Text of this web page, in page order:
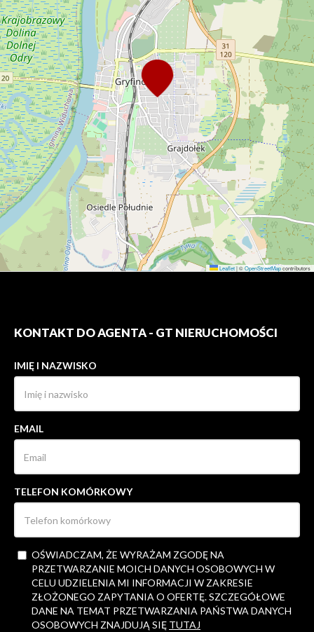
Leaflet|©OpenStreetMapcontributors
KONTAKT DO AGENTA - GT NIERUCHOMOŚCI
IMIĘ I NAZWISKO
EMAIL
TELEFON KOMÓRKOWY
OŚWIADCZAM, ŻE WYRAŻAM ZGODĘ NA
PRZETWARZANIE MOICH DANYCH OSOBOWYCH W
CELU UDZIELENIA MI INFORMACJI W ZAKRESIE
ZŁOŻONEGO ZAPYTANIA O OFERTĘ. SZCZEGÓŁOWE
DANE NA TEMAT PRZETWARZANIA PAŃSTWA DANYCH
OSOBOWYCH ZNAJDUJĄ SIĘ TUTAJ